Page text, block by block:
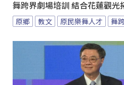
舞跨界劇場培訓 結合花蓮觀光
原鄉 教文 原民樂舞人才 舞